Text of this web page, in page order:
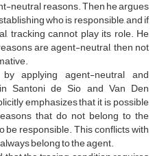
neutral reasons. Then he argues
who is responsible, and if
tracking cannot play its role. He
are agent-neutral, then not
by applying agent-neutral and
Santoni de Sio and Van Den
emphasizes that it is possible
that do not belong to the
be responsible. This conflicts with
belong to the agent.